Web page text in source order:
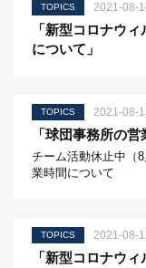
TOPICS 2021-08-
「新型コロナウ
について」
TOPICS 2021-08-
「球団事務所の
チーム活動休止中（
業時間について
TOPICS 2021-08-
「新型コロナウ